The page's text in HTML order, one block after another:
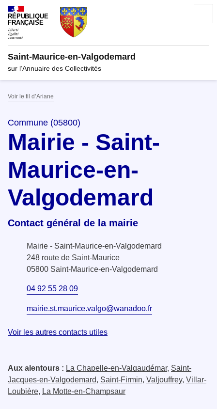
RÉPUBLIQUE
FRANÇAISE
Saint-Maurice-en-Valgodemard
sur l’Annuaire des Collectivités
Voir le fil d’Ariane
Commune (05800)
Mairie - Saint-
Maurice-en-
Valgodemard
Contact général de la mairie
Mairie - Saint-Maurice-en-Valgodemard
248 route de Saint-Maurice
05800 Saint-Maurice-en-Valgodemard
04 92 55 28 09
mairie.st.maurice.valgo@wanadoo.fr
Voir les autres contacts utiles
Aux alentours : La Chapelle-en-Valgaudémar, Saint-
Jacques-en-Valgodemard, Saint-Firmin, Valjouffrey, Villar-
Loubière, La Motte-en-Champsaur